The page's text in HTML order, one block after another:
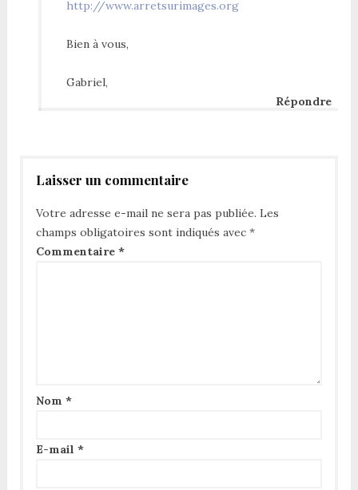
http://www.arretsurimages.org
Bien à vous,
Gabriel,
Répondre
Laisser un commentaire
Votre adresse e-mail ne sera pas publiée. Les
champs obligatoires sont indiqués avec *
Commentaire *
Nom *
E-mail *